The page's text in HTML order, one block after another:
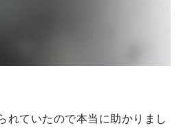
れていたので本当に助かりまし